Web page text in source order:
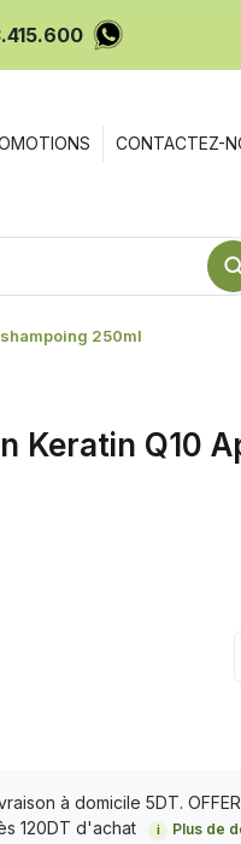
CONTACTEZ-
250ml
Keratin Q10
à domicile 5DT.
120DT d'achat
i Plus de